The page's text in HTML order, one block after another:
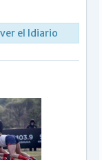
el Idiario